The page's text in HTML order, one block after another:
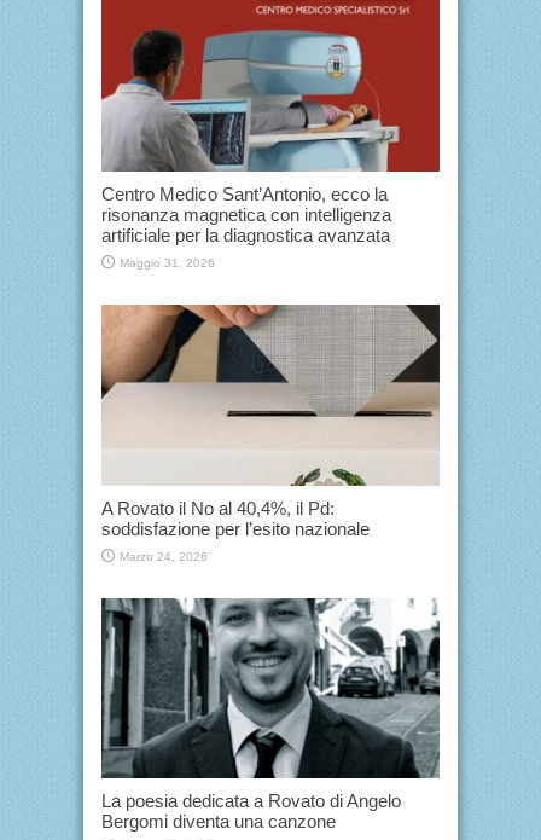
Centro Medico Sant’Antonio, ecco la
risonanza magnetica con intelligenza
artificiale per la diagnostica avanzata
Maggio 31, 2026
A Rovato il No al 40,4%, il Pd:
soddisfazione per l’esito nazionale
Marzo 24, 2026
La poesia dedicata a Rovato di Angelo
Bergomi diventa una canzone